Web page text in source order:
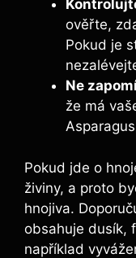
ověřte,
Pokud je
Ne
že má
Pokud jde o
živiny, a proto
hnojiva.
obsahuje dusík,
například